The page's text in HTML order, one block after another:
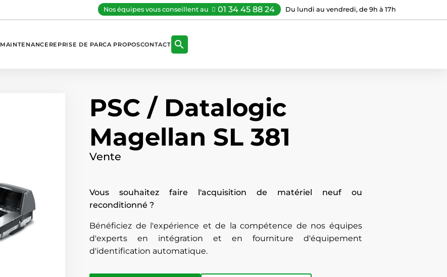
Nos équipes vous conseillent au 01 34 45 88 24 Du lundi au vendredi, de 9h à 17h
MAINTENANCE REPRISE DE PARCA PROPOSCONTACT 
PSC / Datalogic
Magellan SL 381
Vente
Vous souhaitez faire l'acquisition de matériel neuf ou
reconditionné ?
Bénéficiez de l'expérience et de la compétence de nos équipes
d'experts en intégration et en fourniture d'équipement
d'identification automatique.